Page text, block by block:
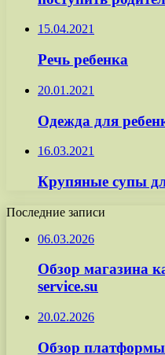
15.04.2021
Речь ребенка
20.01.2021
Одежда для
16.03.2021
Крупяные супы
Последние записи
06.03.2026
Обзор магазина
service.su
20.02.2026
Обзор